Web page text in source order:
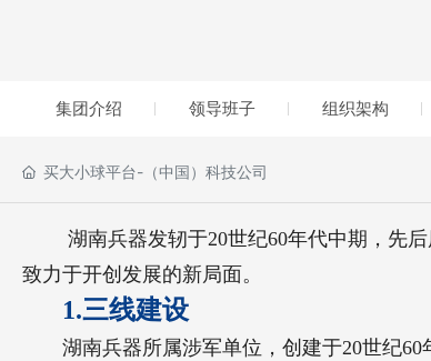
集团介绍 领导班子 组织架构
买大小球平台-（中国）科技公司
湖南兵器发轫于20世纪60年代中期，先
致力于开创发展的新局面。
1.三线建设
湖南兵器所属涉军单位，创建于20世纪60